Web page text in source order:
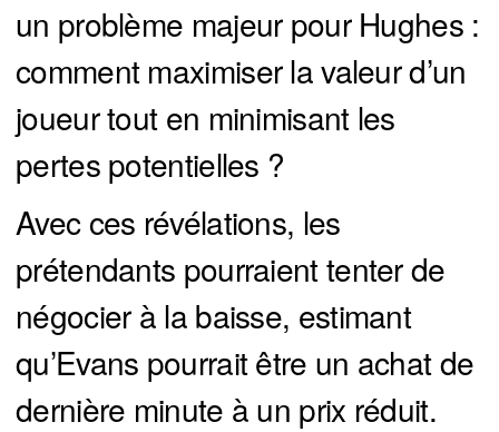
un problème majeur pour Hughes :
comment maximiser la valeur d’un
joueur tout en minimisant les
pertes potentielles ?
Avec ces révélations, les
prétendants pourraient tenter de
négocier à la baisse, estimant
qu’Evans pourrait être un achat de
dernière minute à un prix réduit.